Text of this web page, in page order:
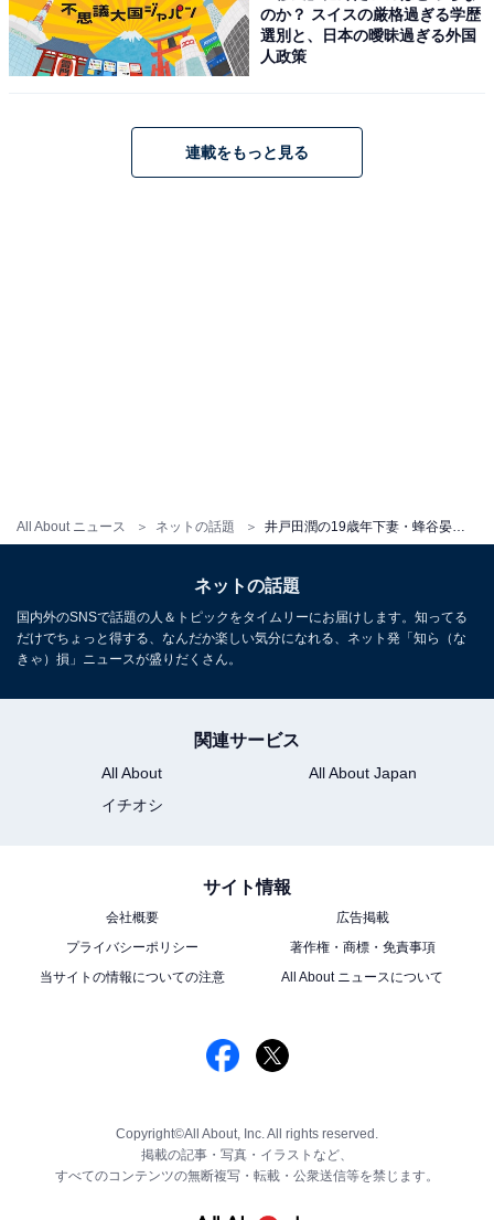
All About ニュース ネットの話題
のか？ スイスの厳格過ぎる学歴
選別と、日本の曖昧過ぎる外国
人政策
連載をもっと見る
ネットの話題
国内外のSNSで話題の人＆トピックをタイムリーにお届けします。知ってる
だけでちょっと得する、なんだか楽しい気分になれる、ネット発「知ら（な
きゃ）損」ニュースが盛りだくさん。
関連サービス
All About
All About Japan
イチオシ
サイト情報
会社概要
広告掲載
プライバシーポリシー
著作権・商標・免責事項
当サイトの情報についての注意
All About ニュースについて
Copyright©All About, Inc. All rights reserved.
掲載の記事・写真・イラストなど、
すべてのコンテンツの無断複写・転載・公衆送信等を禁じます。